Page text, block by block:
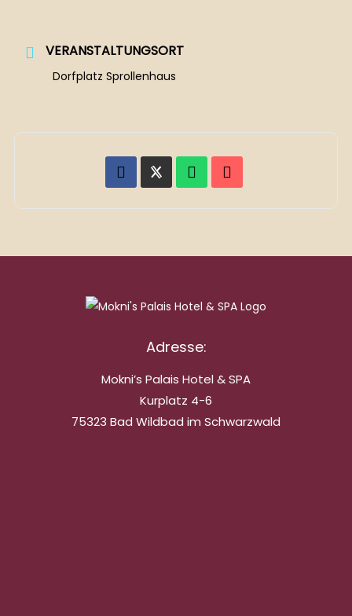
VERANSTALTUNGSORT
Dorfplatz Sprollenhaus
Adresse:
Mokni’s Palais Hotel & SPA
Kurplatz 4-6
75323 Bad Wildbad im Schwarzwald